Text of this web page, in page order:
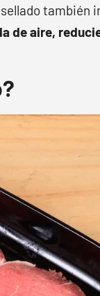
también
de aire,